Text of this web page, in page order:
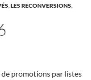
,LES RECONVERSIONS,
promotions par listes